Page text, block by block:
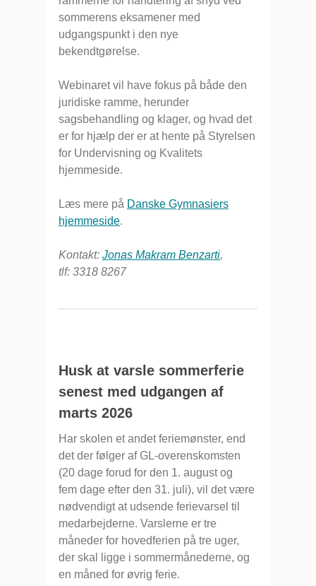
sommerens eksamener med
udgangspunkt i den nye
bekendtgørelse.
Webinaret vil have fokus på både den
juridiske ramme, herunder
sagsbehandling og klager, og hvad det
er for hjælp der er at hente på Styrelsen
for Undervisning og Kvalitets
hjemmeside.
Læs mere på Danske Gymnasiers
hjemmeside.
Kontakt: Jonas Makram Benzarti,
tlf: 3318 8267
Husk at varsle sommerferie
senest med udgangen af
marts 2026
Har skolen et andet feriemønster, end
det der følger af GL-overenskomsten
(20 dage forud for den 1. august og
fem dage efter den 31. juli), vil det være
nødvendigt at udsende ferievarsel til
medarbejderne. Varslerne er tre
måneder for hovedferien på tre uger,
der skal ligge i sommermånederne, og
en måned for øvrig ferie.